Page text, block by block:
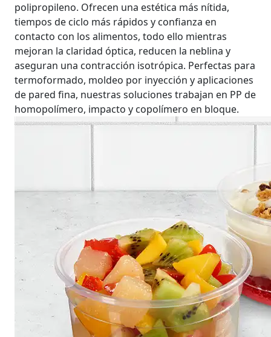
polipropileno. Ofrecen una estética más nítida,
tiempos de ciclo más rápidos y confianza en
contacto con los alimentos, todo ello mientras
mejoran la claridad óptica, reducen la neblina y
aseguran una contracción isotrópica. Perfectas para
termoformado, moldeo por inyección y aplicaciones
de pared fina, nuestras soluciones trabajan en PP de
homopolímero, impacto y copolímero en bloque.